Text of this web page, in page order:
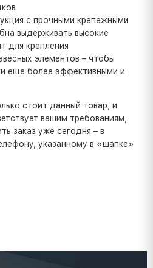
с прочными крепежными
выдерживать высокие
для крепления
элементов – чтобы
еще более эффективными и
стоит данный товар, и
вашим требованиям,
заказ уже сегодня – в
указанному в «шапке»